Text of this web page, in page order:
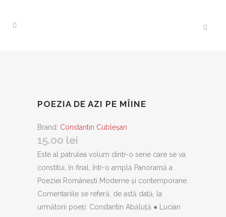
POEZIA DE AZI PE MÎINE
Brand: Constantin Cubleșan
15.00 lei
Este al patrulea volum dintr-o serie care se va
constitui, în final, într-o amplă Panoramă a
Poeziei Românești Moderne și contemporane.
Comentariile se referă, de astă dată, la
următorii poeți: Constantin Abăluță ● Lucian